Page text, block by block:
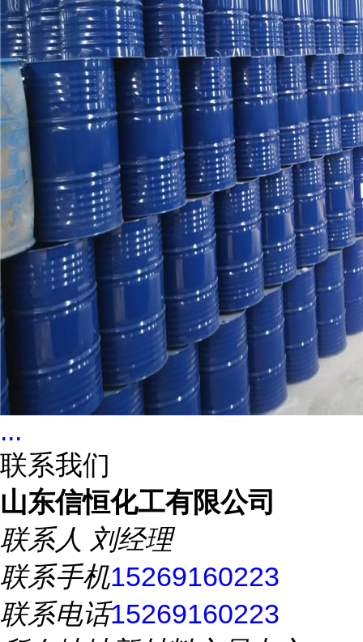
...
联系我们
山东信恒化工有限公司
联系人 刘经理
联系手机15269160223
联系电话15269160223